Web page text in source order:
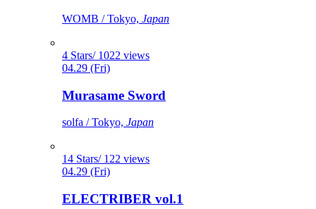
WOMB / Tokyo, Japan
4 Stars/ 1022 views
04.29 (Fri)
Murasame Sword
solfa / Tokyo, Japan
14 Stars/ 122 views
04.29 (Fri)
ELECTRIBER vol.1